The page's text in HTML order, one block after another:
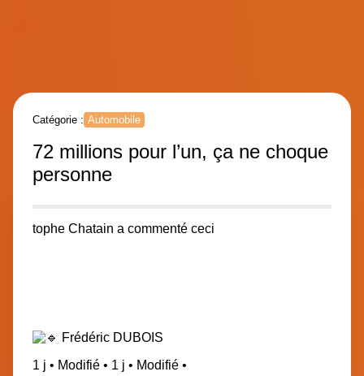
Catégorie : Automobile
72 millions pour l’un, ça ne choque
personne
tophe Chatain a commenté ceci
1 j • Modifié • 1 j • Modifié •